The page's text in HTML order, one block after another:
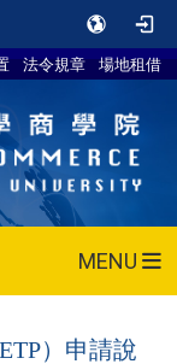
法令規章 場地租借
MENU
）申請說